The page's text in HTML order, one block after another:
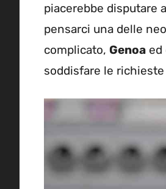
piacerebbe disputare
pensarci una delle
complicato, Genoa ed
soddisfare le